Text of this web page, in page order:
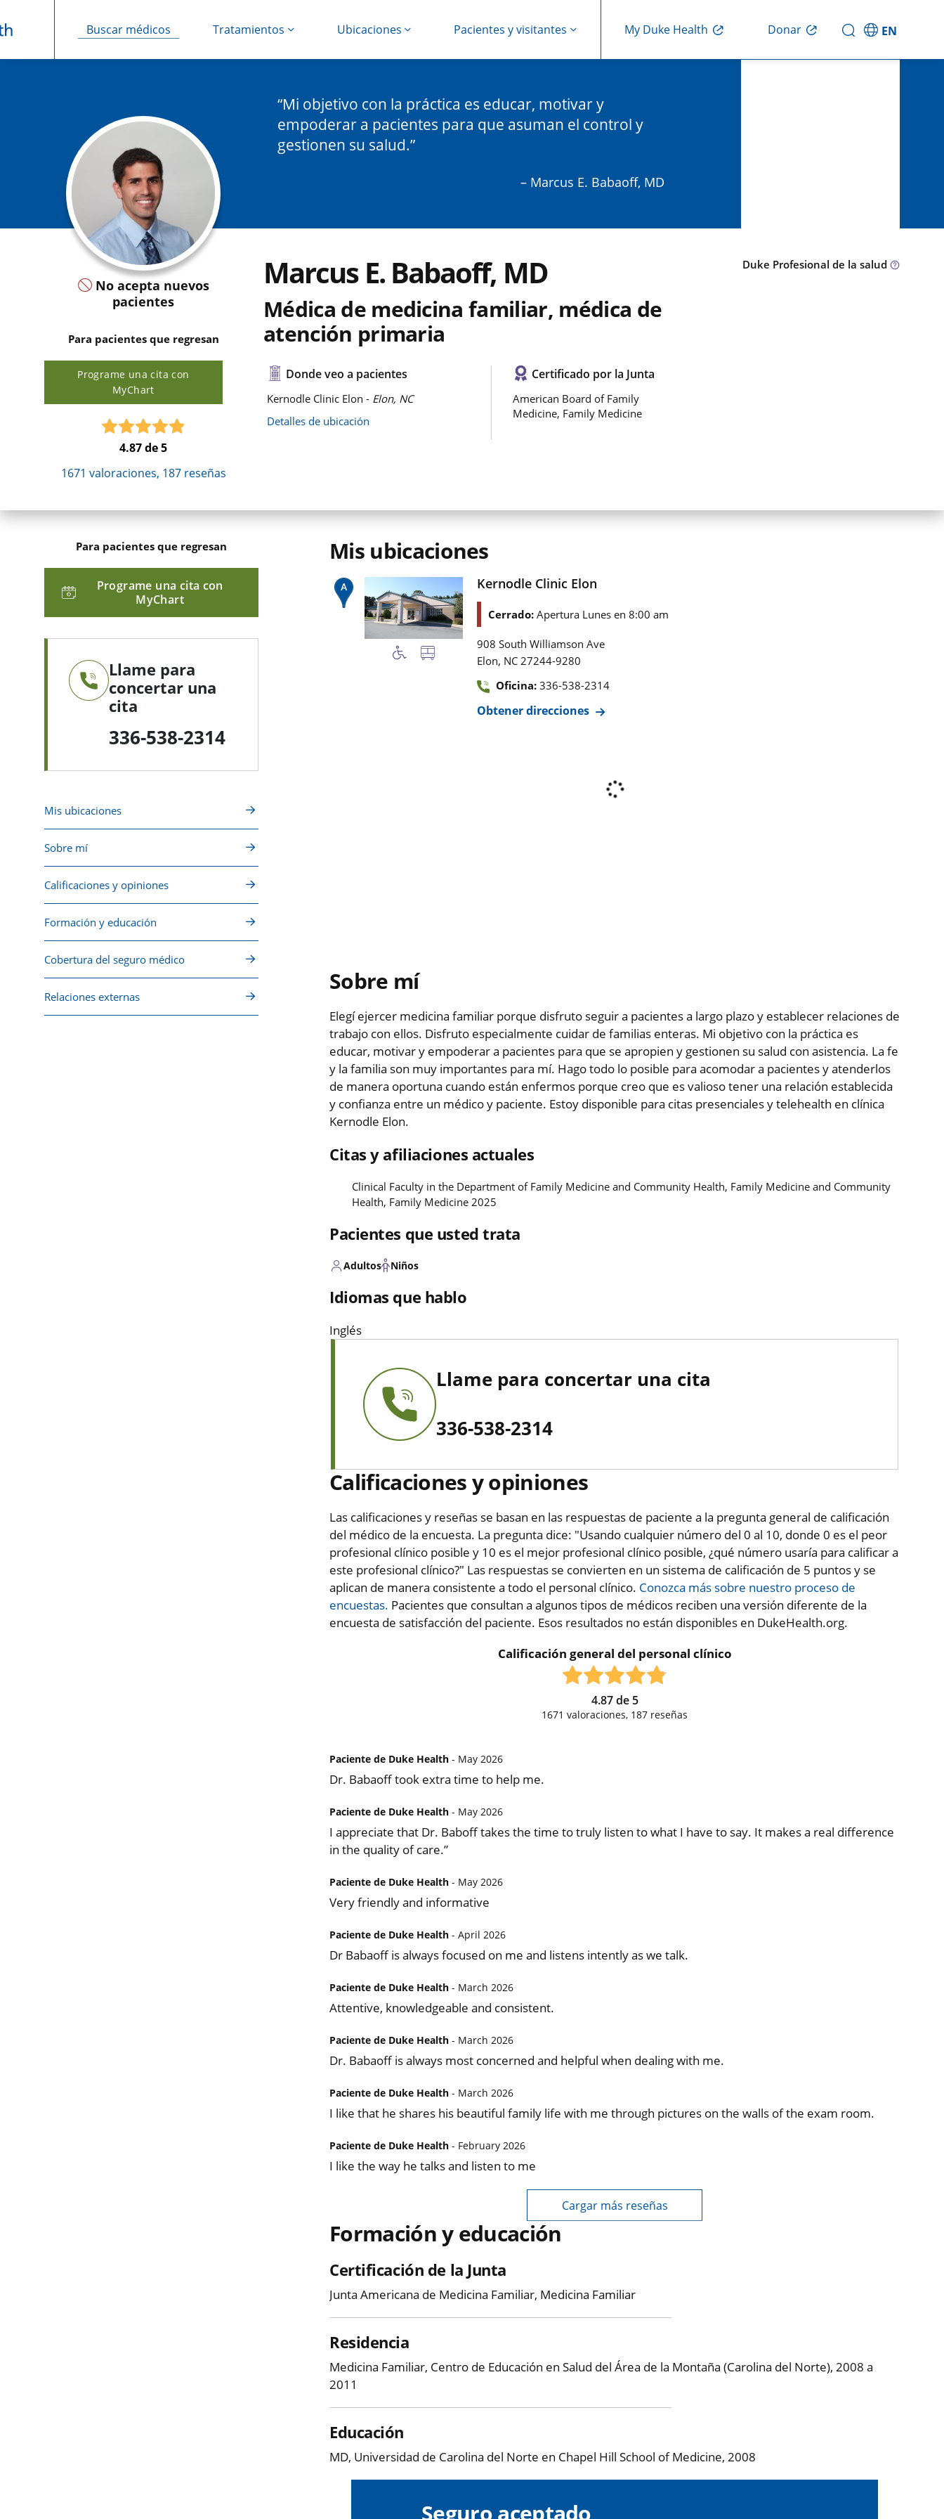
Buscar médicos Tratamientos Ubicaciones Pacientes y visitantes My Duke Health Donar EN
No acepta nuevos
pacientes
Para pacientes que regresan
Programe una cita con
MyChart
4.87de 5
1671 valoraciones, 187reseñas
Mi objetivo con la práctica es educar, motivar y
empoderar a pacientes para que asuman el control y
gestionen su salud.
– Marcus E. Babaoff, MD
Marcus E. Babaoff, MD
Médica de medicina familiar, médica de
atención primaria
Duke Profesional de la salud
Donde veo a pacientes
Kernodle Clinic Elon - Elon, NC
Detalles de ubicación
Certificado por la Junta
American Board of Family
Medicine, Family Medicine
Para pacientes que regresan
Programe una cita con
MyChart
Llame para
concertar una
cita
336-538-2314
Mis ubicaciones
Sobre mí
Calificaciones y opiniones
Formación y educación
Cobertura del seguro médico
Relaciones externas
Mis ubicaciones
Kernodle Clinic Elon
Cerrado: Apertura Lunes en 8:00 am
908 South Williamson Ave
Elon, NC 27244-9280
Oficina: 336-538-2314
Obtener direcciones
Sobre mí
Elegí ejercer medicina familiar porque disfruto seguir a pacientes a largo plazo y establecer relaciones de
trabajo con ellos. Disfruto especialmente cuidar de familias enteras. Mi objetivo con la práctica es
educar, motivar y empoderar a pacientes para que se apropien y gestionen su salud con asistencia. La fe
y la familia son muy importantes para mí. Hago todo lo posible para acomodar a pacientes y atenderlos
de manera oportuna cuando están enfermos porque creo que es valioso tener una relación establecida
y confianza entre un médico y paciente. Estoy disponible para citas presenciales y telehealth en clínica
Kernodle Elon.
Citas y afiliaciones actuales
Clinical Faculty in the Department of Family Medicine and Community Health, Family Medicine and Community
Health, Family Medicine 2025
Pacientes que usted trata
Adultos Niños
Idiomas que hablo
Inglés
Llame para concertar una cita
336-538-2314
Calificaciones y opiniones
Las calificaciones y reseñas se basan en las respuestas de paciente a la pregunta general de calificación
del médico de la encuesta. La pregunta dice: "Usando cualquier número del 0 al 10, donde 0 es el peor
profesional clínico posible y 10 es el mejor profesional clínico posible, ¿qué número usaría para calificar a
este profesional clínico?" Las respuestas se convierten en un sistema de calificación de 5 puntos y se
aplican de manera consistente a todo el personal clínico. Conozca más sobre nuestro proceso de
encuestas. Pacientes que consultan a algunos tipos de médicos reciben una versión diferente de la
encuesta de satisfacción del paciente. Esos resultados no están disponibles en DukeHealth.org.
Calificación general del personal clínico
4.87de 5
1671 valoraciones, 187 reseñas
Paciente de Duke Health - May 2026
Dr. Babaoff took extra time to help me.
Paciente de Duke Health - May 2026
I appreciate that Dr. Baboff takes the time to truly listen to what I have to say. It makes a real difference
in the quality of care.”
Paciente de Duke Health - May 2026
Very friendly and informative
Paciente de Duke Health - April 2026
Dr Babaoff is always focused on me and listens intently as we talk.
Paciente de Duke Health - March 2026
Attentive, knowledgeable and consistent.
Paciente de Duke Health - March 2026
Dr. Babaoff is always most concerned and helpful when dealing with me.
Paciente de Duke Health - March 2026
I like that he shares his beautiful family life with me through pictures on the walls of the exam room.
Paciente de Duke Health - February 2026
I like the way he talks and listen to me
Cargar más reseñas
Formación y educación
Certificación de la Junta
Junta Americana de Medicina Familiar, Medicina Familiar
Residencia
Medicina Familiar, Centro de Educación en Salud del Área de la Montaña (Carolina del Norte), 2008 a
2011
Educación
MD, Universidad de Carolina del Norte en Chapel Hill School of Medicine, 2008
Seguro aceptado